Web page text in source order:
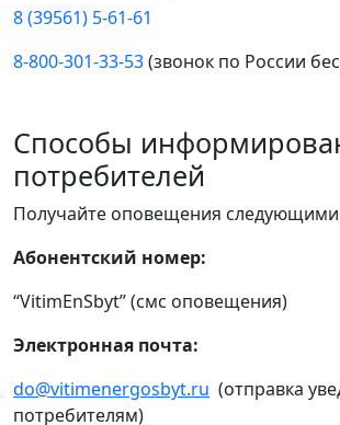
8 (39561) 5-61-61
8-800-301-33-53(звонок по России
Способы
потребителей
Получайте оповещения
Абонентский номер:
“VitimEnSbyt” (смс оповещения)
Электронная почта:
do@vitimenergosbyt.ru (отправка
потребителям)